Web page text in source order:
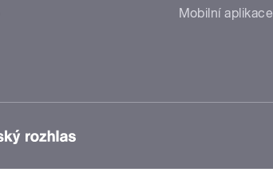
Mobilní aplikace